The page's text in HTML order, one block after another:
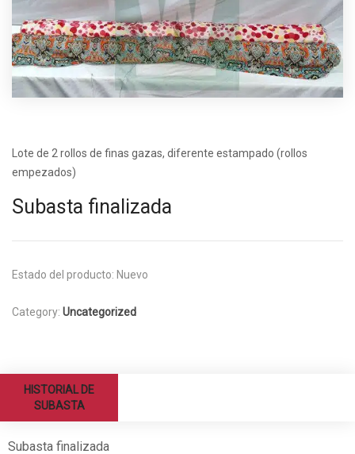
Lote de 2 rollos de finas gazas, diferente estampado (rollos
empezados)
Subasta finalizada
Estado del producto: Nuevo
Category: Uncategorized
HISTORIAL DE
SUBASTA
Subasta finalizada